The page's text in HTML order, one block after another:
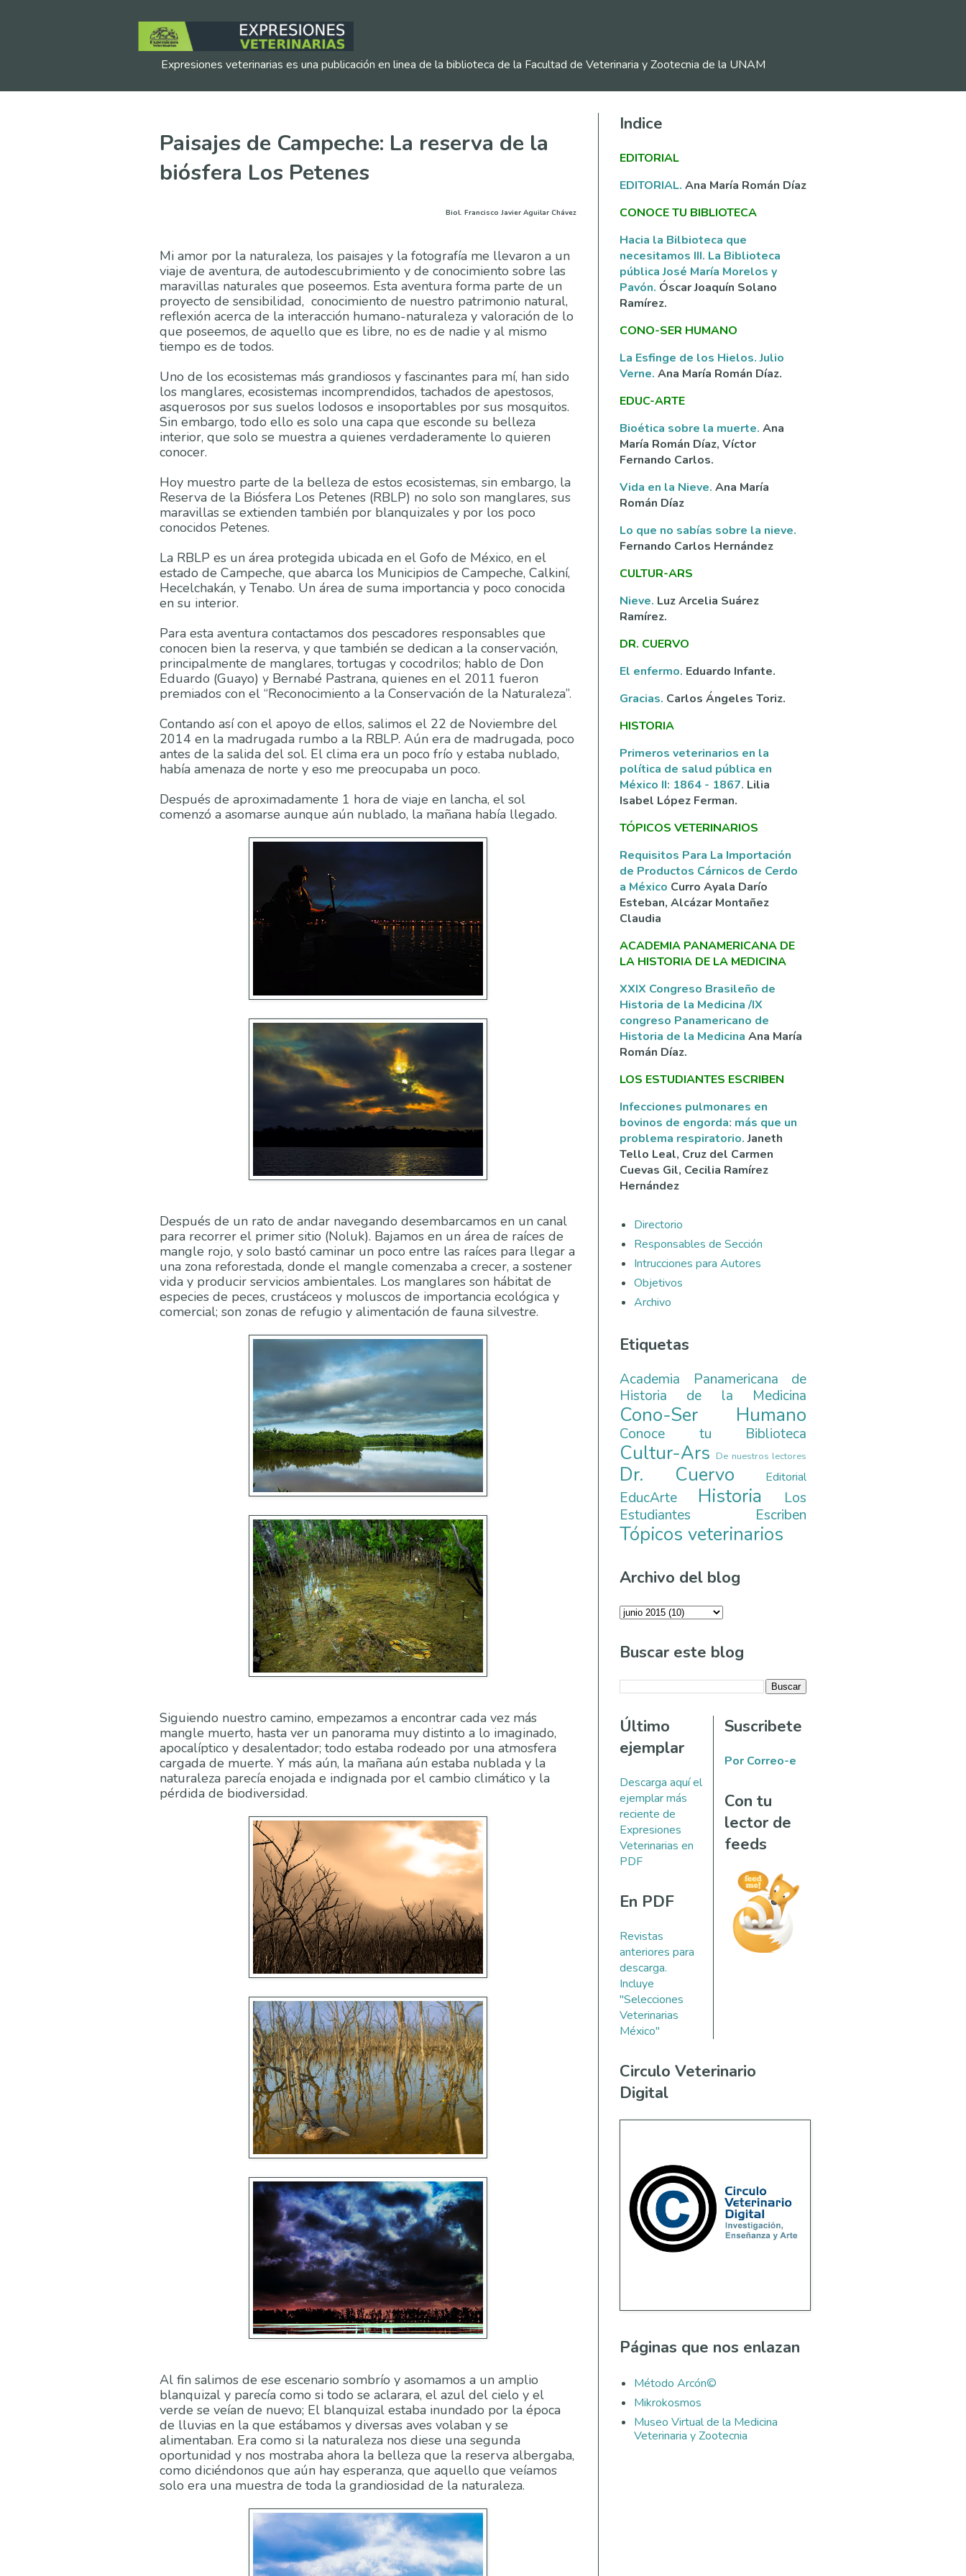
Expresiones veterinarias es una publicación en linea de la biblioteca de la Facultad de Veterinaria y Zootecnia de la UNAM
Paisajes de Campeche: La reserva de la
biósfera Los Petenes
Biol. Francisco Javier Aguilar Chávez
Mi amor por la naturaleza, los paisajes y la fotografía me llevaron a un
viaje de aventura, de autodescubrimiento y de conocimiento sobre las
maravillas naturales que poseemos. Esta aventura forma parte de un
proyecto de sensibilidad, conocimiento de nuestro patrimonio natural,
reflexión acerca de la interacción humano-naturaleza y valoración de lo
que poseemos, de aquello que es libre, no es de nadie y al mismo
tiempo es de todos.
Uno de los ecosistemas más grandiosos y fascinantes para mí, han sido
los manglares, ecosistemas incomprendidos, tachados de apestosos,
asquerosos por sus suelos lodosos e insoportables por sus mosquitos.
Sin embargo, todo ello es solo una capa que esconde su belleza
interior, que solo se muestra a quienes verdaderamente lo quieren
conocer.
Hoy muestro parte de la belleza de estos ecosistemas, sin embargo, la
Reserva de la Biósfera Los Petenes (RBLP) no solo son manglares, sus
maravillas se extienden también por blanquizales y por los poco
conocidos Petenes.
La RBLP es un área protegida ubicada en el Gofo de México, en el
estado de Campeche, que abarca los Municipios de Campeche, Calkiní,
Hecelchakán, y Tenabo. Un área de suma importancia y poco conocida
en su interior.
Para esta aventura contactamos dos pescadores responsables que
conocen bien la reserva, y que también se dedican a la conservación,
principalmente de manglares, tortugas y cocodrilos; hablo de Don
Eduardo (Guayo) y Bernabé Pastrana, quienes en el 2011 fueron
premiados con el “Reconocimiento a la Conservación de la Naturaleza”.
Contando así con el apoyo de ellos, salimos el 22 de Noviembre del
2014 en la madrugada rumbo a la RBLP. Aún era de madrugada, poco
antes de la salida del sol. El clima era un poco frío y estaba nublado,
había amenaza de norte y eso me preocupaba un poco.
Después de aproximadamente 1 hora de viaje en lancha, el sol
comenzó a asomarse aunque aún nublado, la mañana había llegado.
Después de un rato de andar navegando desembarcamos en un canal
para recorrer el primer sitio (Noluk). Bajamos en un área de raíces de
mangle rojo, y solo bastó caminar un poco entre las raíces para llegar a
una zona reforestada, donde el mangle comenzaba a crecer, a sostener
vida y producir servicios ambientales. Los manglares son hábitat de
especies de peces, crustáceos y moluscos de importancia ecológica y
comercial; son zonas de refugio y alimentación de fauna silvestre.
Siguiendo nuestro camino, empezamos a encontrar cada vez más
mangle muerto, hasta ver un panorama muy distinto a lo imaginado,
apocalíptico y desalentador; todo estaba rodeado por una atmosfera
cargada de muerte. Y más aún, la mañana aún estaba nublada y la
naturaleza parecía enojada e indignada por el cambio climático y la
pérdida de biodiversidad.
Al fin salimos de ese escenario sombrío y asomamos a un amplio
blanquizal y parecía como si todo se aclarara, el azul del cielo y el
verde se veían de nuevo; El blanquizal estaba inundado por la época
de lluvias en la que estábamos y diversas aves volaban y se
alimentaban. Era como si la naturaleza nos diese una segunda
oportunidad y nos mostraba ahora la belleza que la reserva albergaba,
como diciéndonos que aún hay esperanza, que aquello que veíamos
solo era una muestra de toda la grandiosidad de la naturaleza.
Indice
EDITORIAL
EDITORIAL. Ana María Román Díaz
CONOCE TU BIBLIOTECA
Hacia la Bilbioteca que
necesitamos III. La Biblioteca
pública José María Morelos y
Pavón. Óscar Joaquín Solano
Ramírez.
CONO-SER HUMANO
La Esfinge de los Hielos. Julio
Verne. Ana María Román Díaz.
EDUC-ARTE
Bioética sobre la muerte. Ana
María Román Díaz, Víctor
Fernando Carlos.
Vida en la Nieve. Ana María
Román Díaz
Lo que no sabías sobre la nieve.
Fernando Carlos Hernández
CULTUR-ARS
Nieve. Luz Arcelia Suárez
Ramírez.
DR. CUERVO
El enfermo. Eduardo Infante.
Gracias. Carlos Ángeles Toriz.
HISTORIA
Primeros veterinarios en la
política de salud pública en
México II: 1864 - 1867. Lilia
Isabel López Ferman.
TÓPICOS VETERINARIOS
Requisitos Para La Importación
de Productos Cárnicos de Cerdo
a México Curro Ayala Darío
Esteban, Alcázar Montañez
Claudia
ACADEMIA PANAMERICANA DE
LA HISTORIA DE LA MEDICINA
XXIX Congreso Brasileño de
Historia de la Medicina /IX
congreso Panamericano de
Historia de la Medicina Ana María
Román Díaz.
LOS ESTUDIANTES ESCRIBEN
Infecciones pulmonares en
bovinos de engorda: más que un
problema respiratorio.Janeth
Tello Leal, Cruz del Carmen
Cuevas Gil, Cecilia Ramírez
Hernández
Directorio
Responsables de Sección
Intrucciones para Autores
Objetivos
Archivo
Etiquetas
Academia Panamericana de
Historia de la Medicina
Cono-Ser Humano
Conoce tu Biblioteca
Cultur-Ars De nuestros lectores
Dr. Cuervo Editorial
EducArte Historia
Los
Estudiantes Escriben
Tópicos veterinarios
Archivo del blog
Buscar este blog
Último
ejemplar
Descarga aquí el
ejemplar más
reciente de
Expresiones
Veterinarias en
PDF
En PDF
Revistas
anteriores para
descarga.
Incluye
"Selecciones
Veterinarias
México"
Suscribete
Por Correo-e
Con tu
lector de
feeds
Circulo Veterinario
Digital
Páginas que nos enlazan
Método Arcón©
Mikrokosmos
Museo Virtual de la Medicina
Veterinaria y Zootecnia